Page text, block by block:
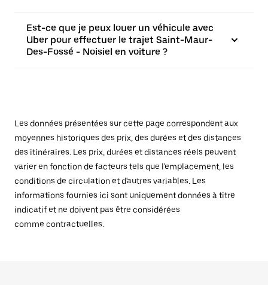
Est-ce que je peux louer un véhicule avec
Uber pour effectuer le trajet Saint-Maur-
Des-Fossé - Noisiel en voiture ?
Les données présentées sur cette page correspondent aux
moyennes historiques des prix, des durées et des distances
des itinéraires. Les prix, durées et distances réels peuvent
varier en fonction de facteurs tels que l'emplacement, les
conditions de circulation et d'autres variables. Les
informations fournies ici sont uniquement données à titre
indicatif et ne doivent pas être considérées
comme contractuelles.